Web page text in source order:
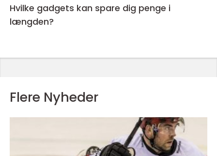
Hvilke gadgets kan spare dig penge i
længden?
Flere Nyheder